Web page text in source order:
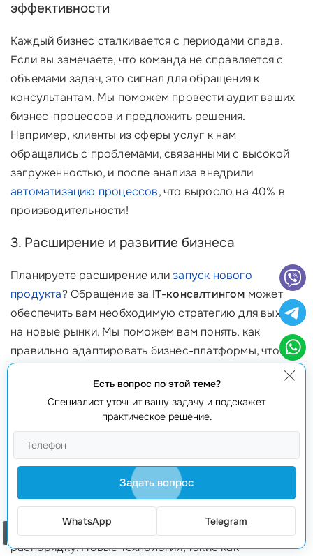
эффективности
Каждый бизнес сталкивается с периодами спада.
Если вы замечаете, что команда не справляется с
объемами задач, это сигнал для обращения к
консультантам. Мы поможем провести аудит ваших
бизнес-процессов и предложить решения.
Например, клиенты из сферы услуг к нам
обращались с проблемами, связанными с высокой
загруженностью, и после анализа внедрили
автоматизацию процессов, что выросло на 40% в
производительности!
3. Расширение и развитие бизнеса
Планируете расширение илизапуск нового
продукта? Обращение за IT-консалтингом может
обеспечить вам необходимую стратегию для выхода
на новые рынки. Мы поможем вам понять, как
правильно адаптировать бизнес-платформы, чтобы
успешно конкурировать на новых горизонтах. В
одной из историй наших клиентов, переход на новый
рынок состоялся благодаря внедрению системы
управления, которая позволила снизить затраты и
увеличить скорость реагирования на запросы
клиентов!
4. Актуальные тренды и технологии
Забудьте о том, что все идет по прежнему
распорядку. Новые технологии, такие как
Есть вопрос по этой теме?
Специалист уточнит вашу задачу и подскажет
практическое решение.
Задать вопрос
WhatsApp Telegram
Заказать звонок